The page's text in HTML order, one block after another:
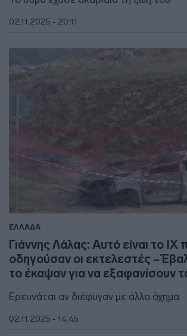
02.11.2025 - 20:11
ΕΛΛΑΔΑ
Γιάννης Λάλας: Αυτό είναι το ΙΧ
οδηγούσαν οι εκτελεστές –
το έκαψαν για να εξαφανίσουν
Ερευνάται αν διέφυγαν με άλλο όχημα
02.11.2025 - 14:45